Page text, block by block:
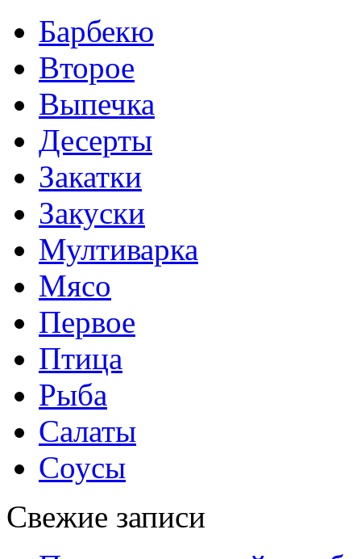
Барбекю
Второе
Выпечка
Десерты
Закатки
Закуски
Мултиварка
Мясо
Первое
Птица
Рыба
Салаты
Соусы
Свежие записи